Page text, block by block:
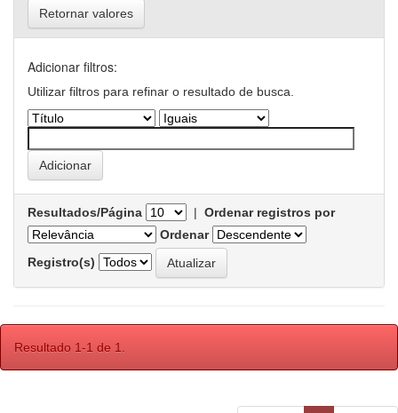
Retornar valores
Adicionar filtros:
Utilizar filtros para refinar o resultado de busca.
Resultados/Página | Ordenar registros por
Ordenar
Registro(s)
Resultado 1-1 de 1.